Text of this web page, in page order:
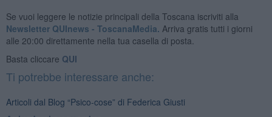
Se vuoi leggere le notizie principali della Toscana iscriviti alla
Newsletter QUInews - ToscanaMedia. Arriva gratis tutti i giorni
alle 20:00 direttamente nella tua casella di posta.
Basta cliccare QUI
Ti potrebbe interessare anche:
Articoli dal Blog “Psico-cose” di Federica Giusti